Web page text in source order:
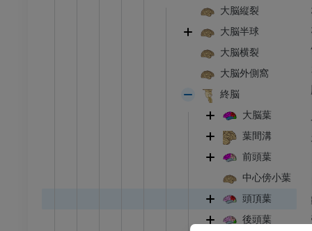
大脳縦裂
大脳半球
大脳横裂
大脳外側窩
終脳
大脳葉
葉間溝
前頭葉
中心傍小葉
頭頂葉
後頭葉